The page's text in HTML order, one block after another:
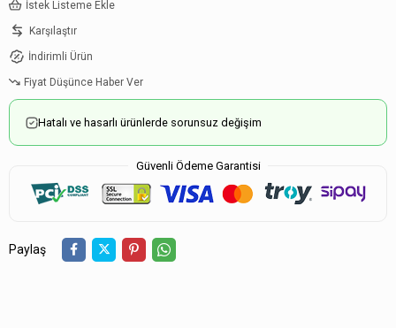
İstek Listeme Ekle
Karşılaştır
İndirimli Ürün
Fiyat Düşünce Haber Ver
Hatalı ve hasarlı ürünlerde sorunsuz değişim
Güvenli Ödeme Garantisi
Paylaş